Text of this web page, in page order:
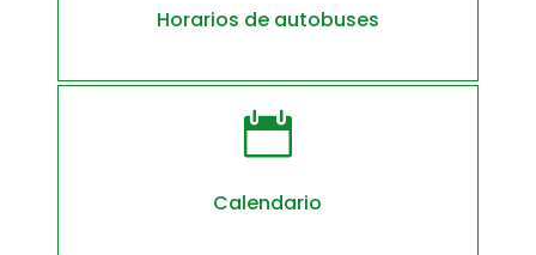
Horarios de autobuses

Calendario